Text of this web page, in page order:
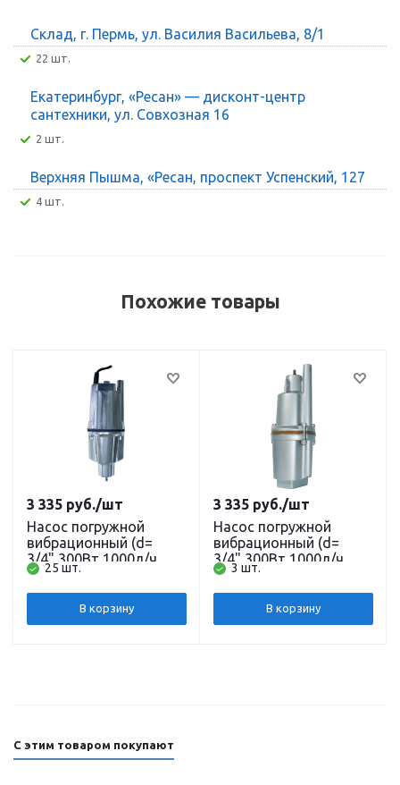
Склад, г. Пермь, ул. Василия Васильева, 8/1
22 шт.
Екатеринбург, «Ресан» — дисконт-центр
сантехники, ул. Совхозная 16
2 шт.
Верхняя Пышма, «Ресан, проспект Успенский, 127
4 шт.
Похожие товары
Насос погружной
вибрационный (d=
3/4",300Вт,1000л/ч,
3м) кабель 40м.,
нижний забор BV-0.12
BELAMOS
25 шт.
3 335 руб./шт
В корзину
Насос погружной
вибрационный (d=
3/4",300Вт,1000л/ч,
3м) кабель 40м.,
верхний забор BV-0.28
BELAMOS
3 шт.
3 335 руб./шт
В корзину
С этим товаром покупают